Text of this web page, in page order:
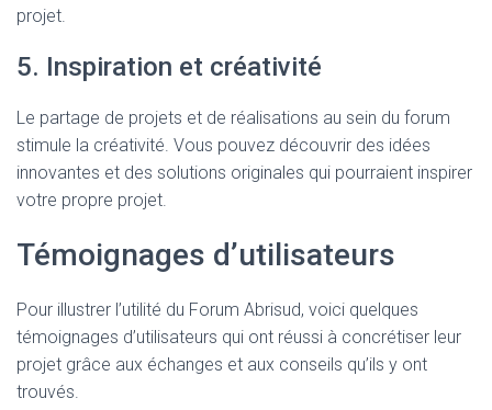
projet.
5. Inspiration et créativité
Le partage de projets et de réalisations au sein du forum
stimule la créativité. Vous pouvez découvrir des idées
innovantes et des solutions originales qui pourraient inspirer
votre propre projet.
Témoignages d’utilisateurs
Pour illustrer l’utilité du Forum Abrisud, voici quelques
témoignages d’utilisateurs qui ont réussi à concrétiser leur
projet grâce aux échanges et aux conseils qu’ils y ont
trouvés.